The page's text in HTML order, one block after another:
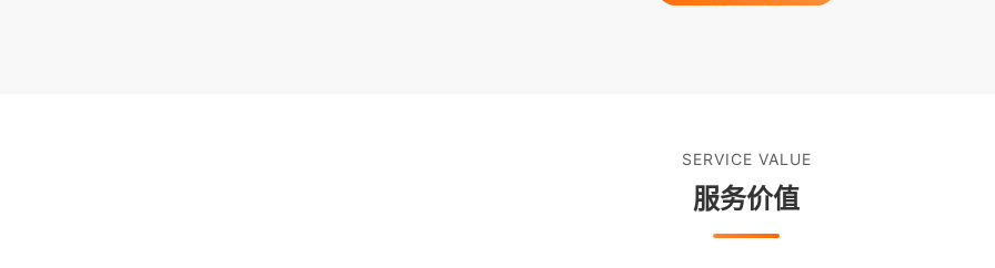
SERVICE VALUE
服务价值